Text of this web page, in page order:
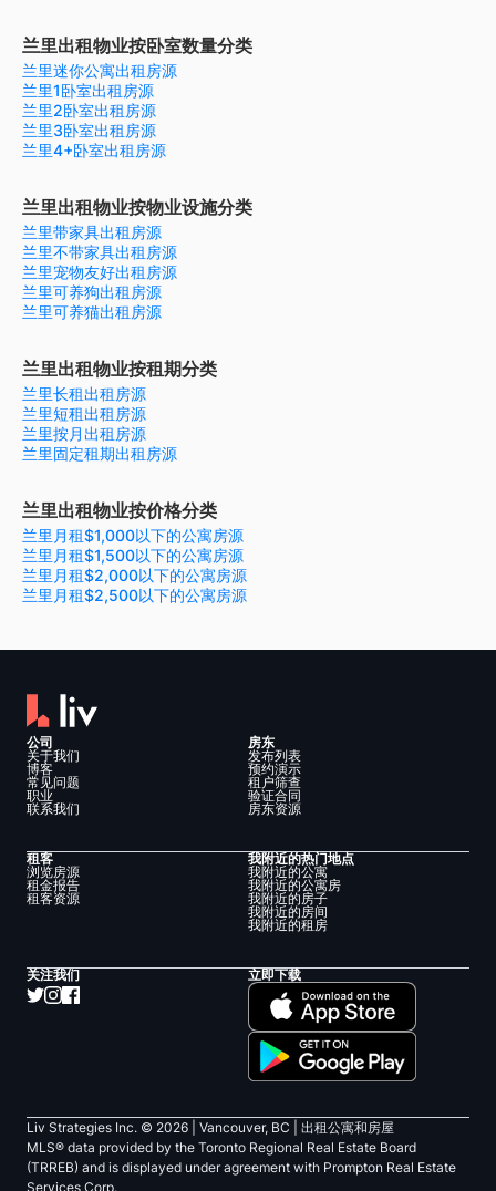
兰里出租物业按卧室数量分类
兰里迷你公寓出租房源
兰里1卧室出租房源
兰里2卧室出租房源
兰里3卧室出租房源
兰里4+卧室出租房源
兰里出租物业按物业设施分类
兰里带家具出租房源
兰里不带家具出租房源
兰里宠物友好出租房源
兰里可养狗出租房源
兰里可养猫出租房源
兰里出租物业按租期分类
兰里长租出租房源
兰里短租出租房源
兰里按月出租房源
兰里固定租期出租房源
兰里出租物业按价格分类
兰里月租$1,000以下的公寓房源
兰里月租$1,500以下的公寓房源
兰里月租$2,000以下的公寓房源
兰里月租$2,500以下的公寓房源
公司
关于我们
博客
常见问题
职业
联系我们
房东
发布列表
预约演示
租户筛查
验证合同
房东资源
租客
浏览房源
租金报告
租客资源
我附近的热门地点
我附近的公寓
我附近的公寓房
我附近的房子
我附近的房间
我附近的租房
关注我们 立即下载
Liv Strategies Inc. © 2026 | Vancouver, BC |
出租公寓和房屋
MLS® data provided by the Toronto Regional Real Estate Board
(TRREB) and is displayed under agreement with Prompton Real Estate
Services Corp.